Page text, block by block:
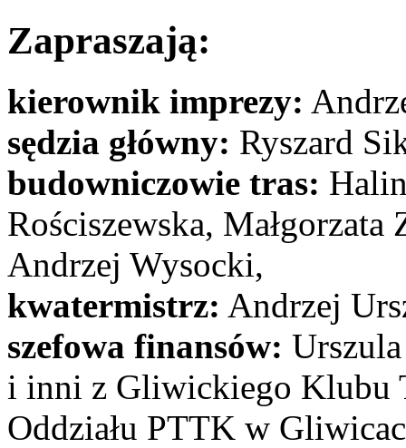
Zapraszają:
kierownik imprezy:
sędzia główny: Ryszard
budowniczowie tras:
Rościszewska,
Andrzej Wysocki,
kwatermistrz: Andrzej
szefowa finansów:
i inni z Gliwickiego Klubu
Oddziału PTTK w